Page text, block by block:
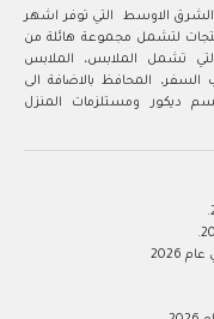
الاوسط التي توفر اشهر
لتشمل مجموعة هائلة من
تشمل الملابس، الملابس
السفر، المحافظ بالاضافة الى
ديكور ومستلزمات المنزل
2026